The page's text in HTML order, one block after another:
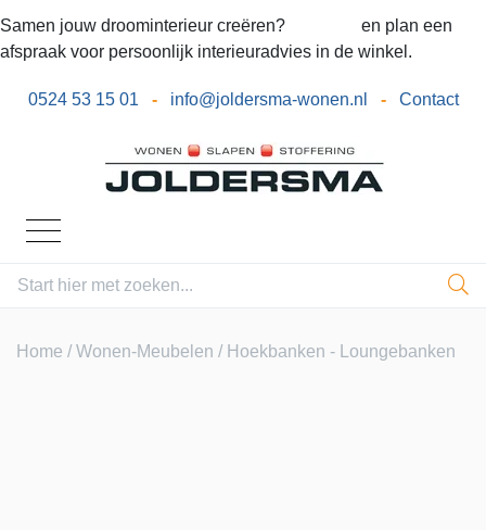
Samen jouw droominterieur creëren?
en plan een
afspraak voor persoonlijk interieuradvies in de winkel.
0524 53 15 01 - info@joldersma-wonen.nl - Contact
Home /Wonen-Meubelen / Hoekbanken - Loungebanken